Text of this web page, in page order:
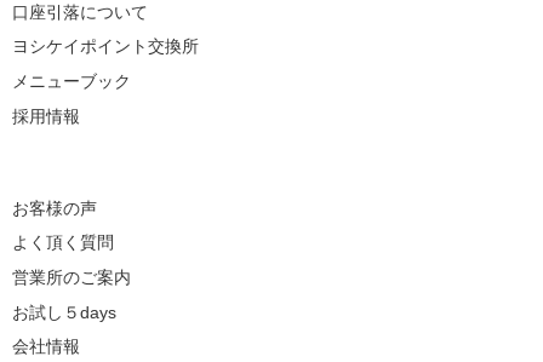
口座引落について
ヨシケイポイント交換所
メニューブック
採用情報
お客様の声
よく頂く質問
営業所のご案内
お試し５days
会社情報